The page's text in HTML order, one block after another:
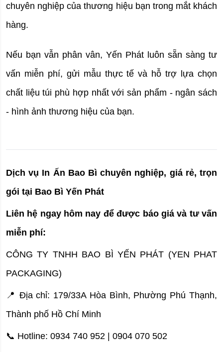
chuyên nghiệp của thương hiệu bạn trong mắt khách
hàng.
Nếu bạn vẫn phân vân, Yến Phát luôn sẵn sàng tư
vấn miễn phí, gửi mẫu thực tế và hỗ trợ lựa chọn
chất liệu túi phù hợp nhất với sản phẩm - ngân sách
- hình ảnh thương hiệu của bạn.
Dịch vụ In Ấn Bao Bì chuyên nghiệp, giá rẻ, trọn
gói tại Bao Bì Yến Phát
Liên hệ ngay hôm nay để được báo giá và tư vấn
miễn phí:
CÔNG TY TNHH BAO BÌ YẾN PHÁT (YEN PHAT
PACKAGING)
📍 Địa chỉ: 179/33A Hòa Bình, Phường Phú Thạnh,
Thành phố Hồ Chí Minh
📞 Hotline: 0934 740 952 | 0904 070 502